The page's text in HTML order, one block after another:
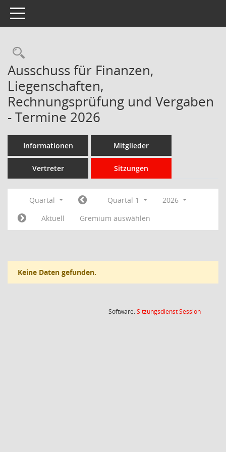
Toggle navigation
Rechercheauswahl
Ausschuss für Finanzen,
Liegenschaften,
Rechnungsprüfung und Vergaben
- Termine 2026
Informationen Mitglieder
Vertreter Sitzungen
Quartal Quartal 1
2026
Aktuell
Gremium auswählen
Keine Daten gefunden.
Software:SitzungsdienstSession(Wird in